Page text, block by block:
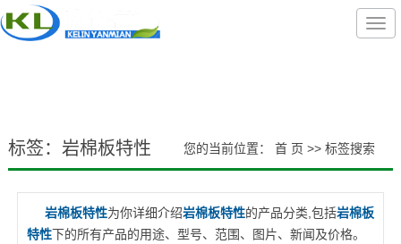
标签：岩棉板特性 您的当前位置： 首 页 >> 标签搜索
岩棉板特性为你详细介绍岩棉板特性的产品分类,包括岩棉板
特性下的所有产品的用途、型号、范围、图片、新闻及价格。